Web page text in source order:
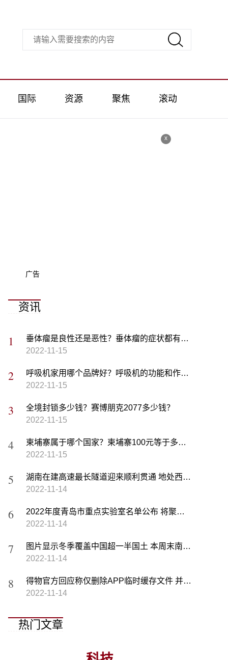
国际 资源 聚焦 滚动
x
广告
资讯
垂体瘤是良性还是恶性？垂体瘤的症状都有哪些？
2022-11-15
呼吸机家用哪个品牌好？呼吸机的功能和作用有哪些？
2022-11-15
全境封锁多少钱？赛博朋克2077多少钱？
2022-11-15
柬埔寨属于哪个国家？柬埔寨100元等于多少人民币？
2022-11-15
湖南在建高速最长隧道迎来顺利贯通 地处西晃山山脉间且全场6150米
2022-11-14
2022年度青岛市重点实验室名单公布 将聚集和培养优秀科技人才
2022-11-14
图片显示冬季覆盖中国超一半国土 本周末南方或将迎来垮塌式降温
2022-11-14
得物官方回应称仅删除APP临时缓存文件 并未触碰用户其他隐私
2022-11-14
热门文章